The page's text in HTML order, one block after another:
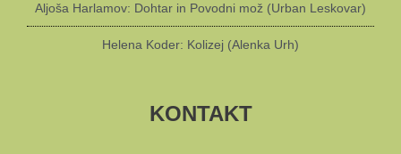
Aljoša Harlamov: Dohtar in Povodni mož (Urban Leskovar)
Helena Koder: Kolizej (Alenka Urh)
KONTAKT